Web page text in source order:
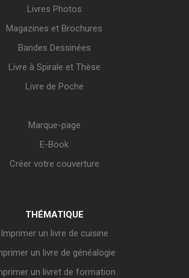
Livres Photos
Magazines et Brochures
Bandes Dessinées
Livre à Spirale et Thèse
Livre de Poche
Marque-page
E-Book
Créer votre couverture
THÉMATIQUE
Imprimer un livre de cuisine
un livre de généalogie
un livret de formation